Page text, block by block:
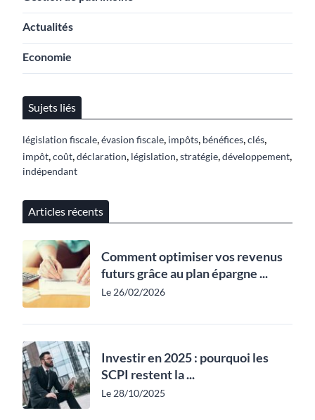
Actualités
Economie
Sujets liés
législation fiscale,évasion fiscale, impôts, bénéfices,clés,
impôt,coût,déclaration, législation,stratégie,développement,
indépendant
Articles récents
Comment optimiser vos revenus
futurs grâce au plan épargne ...
Le 26/02/2026
Investir en 2025 : pourquoi les
SCPI restent la ...
Le 28/10/2025